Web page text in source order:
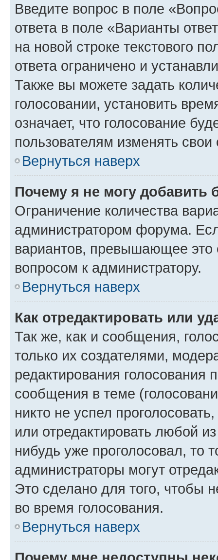
Введите вопрос в поле
ответа в поле «Варианты
на новой строке текстового
ответа ограничено и
Также вы можете задать
голосовании, установить
означает, что голосование
пользователям изменять свои
Вернуться наверх
Почему я не могу добавить
Ограничение количества
администратором форума.
вариантов, превышающее это
вопросом к администратору.
Вернуться наверх
Как отредактировать или
Так же, как и сообщения,
только их создателями,
редактирования голосования
сообщения в теме
никто не успел
или отредактировать любой
нибудь уже проголосовал, то
администраторы могут
Это сделано для того, чтобы
во время голосования.
Вернуться наверх